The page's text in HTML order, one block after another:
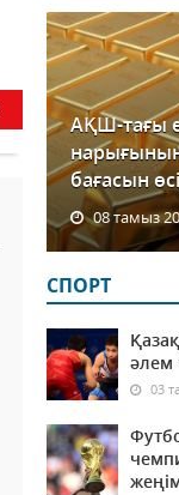
АҚШ-тағы
бағасын
08 тамыз
СПОРТ
әлем
03